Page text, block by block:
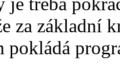
za základní
pokládá